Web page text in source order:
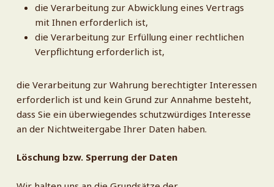
die Verarbeitung zur Abwicklung eines Vertrags
mit Ihnen erforderlich ist,
die Verarbeitung zur Erfüllung einer rechtlichen
Verpflichtung erforderlich ist,
die Verarbeitung zur Wahrung berechtigter Interessen
erforderlich ist und kein Grund zur Annahme besteht,
dass Sie ein überwiegendes schutzwürdiges Interesse
an der Nichtweitergabe Ihrer Daten haben.
Löschung bzw. Sperrung der Daten